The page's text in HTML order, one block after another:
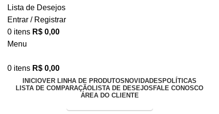
Lista de Desejos
Entrar / Registrar
0 itens R$ 0,00
Menu
0 itens R$ 0,00
INICIOVER LINHA DE PRODUTOS NOVIDADES POLÍTICAS
LISTA DE COMPARAÇÃOLISTA DE DESEJOS FALE CONOSCO
ÁREA DO CLIENTE